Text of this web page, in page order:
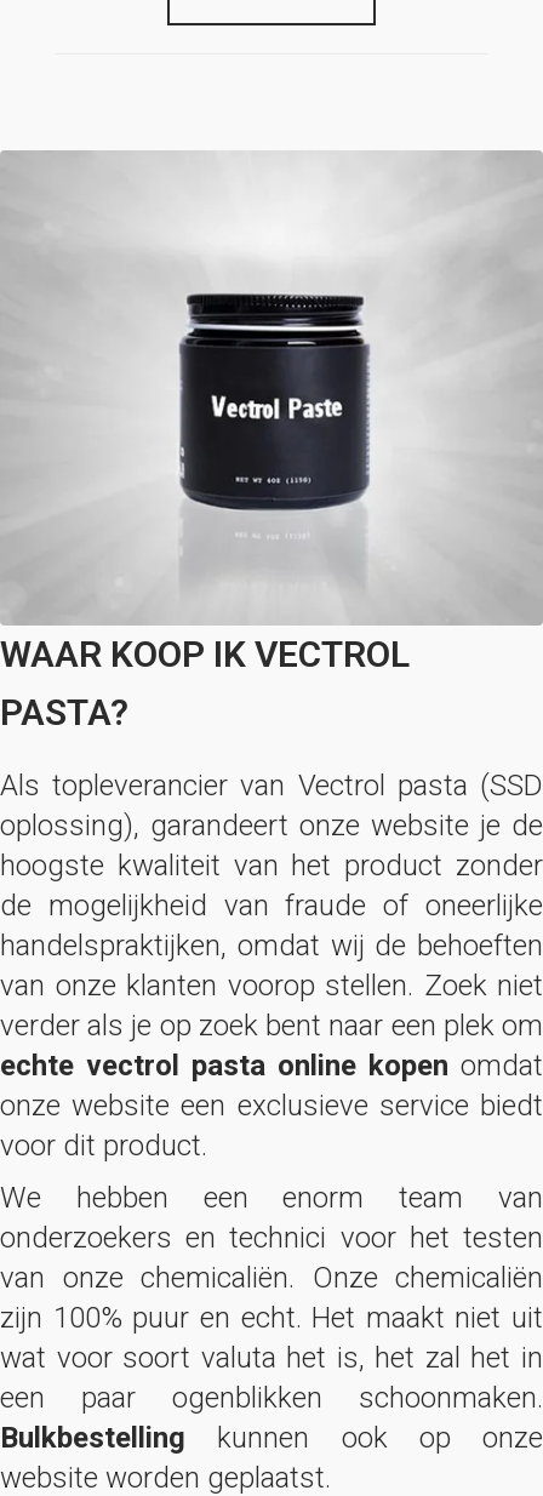
WAAR KOOP IK VECTROL
PASTA?
Als topleverancier van Vectrol pasta (SSD
oplossing), garandeert onze website je de
hoogste kwaliteit van het product zonder
de mogelijkheid van fraude of oneerlijke
handelspraktijken, omdat wij de behoeften
van onze klanten voorop stellen. Zoek niet
verder als je op zoek bent naar een plek om
echte vectrol pasta online kopen omdat
onze website een exclusieve service biedt
voor dit product.
We hebben een enorm team van
onderzoekers en technici voor het testen
van onze chemicaliën. Onze chemicaliën
zijn 100% puur en echt. Het maakt niet uit
wat voor soort valuta het is, het zal het in
een paar ogenblikken schoonmaken.
Bulkbestelling kunnen ook op onze
website worden geplaatst.